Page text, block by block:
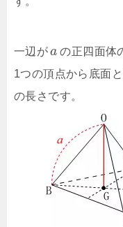
一辺が a の正四面体
1つの頂点から底面
の長さです。